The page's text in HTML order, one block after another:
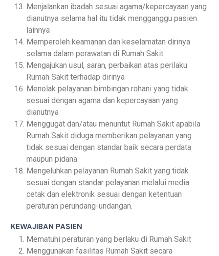
Menjalankan ibadah sesuai agama/kepercayaan yang
dianutnya selama hal itu tidak mengganggu pasien
lainnya
Memperoleh keamanan dan keselamatan dirinya
selama dalam perawatan di Rumah Sakit
Mengajukan usul, saran, perbaikan atas perilaku
Rumah Sakit terhadap dirinya
Menolak pelayanan bimbingan rohani yang tidak
sesuai dengan agama dan kepercayaan yang
dianutnya
Menggugat dan/atau menuntut Rumah Sakit apabila
Rumah Sakit diduga memberikan pelayanan yang
tidak sesuai dengan standar baik secara perdata
maupun pidana
Mengeluhkan pelayanan Rumah Sakit yang tidak
sesuai dengan standar pelayanan melalui media
cetak dan elektronik sesuai dengan ketentuan
peraturan perundang-undangan.
KEWAJIBAN PASIEN
Mematuhi peraturan yang berlaku di Rumah Sakit
Menggunakan fasilitas Rumah Sakit secara